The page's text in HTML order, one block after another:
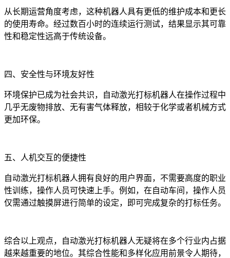
从长期运营角度考虑，这种机器人具有更低的维护成本和更长
的使用寿命。经过数百小时的连续运行测试，结果显示其可靠
性和稳定性远高于传统设备。
四、安全性与环境友好性
环境保护已成为社会共识，自动激光打标机器人在操作过程中
几乎无废物排放、无有害气体释放，相较于化学或者机械方式
更加环保。
五、人机交互的便捷性
自动激光打标机器人拥有良好的用户界面，不需要高度的职业
性训练，操作人员可快速上手。例如，在自动车间，操作人员
仅需通过触摸屏进行简单的设定，即可完成复杂的打标任务。
综合以上观点，自动激光打标机器人无疑将在多个行业内占据
越来越重要的地位。其综合性能和多样化应用前景令人期待，